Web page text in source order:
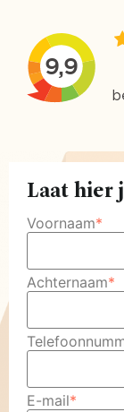
Laat hier
Voornaam*
Achternaam*
E-mail*